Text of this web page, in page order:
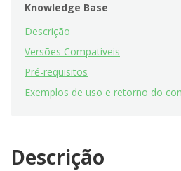
Knowledge Base
Descrição
Versões Compatíveis
Pré-requisitos
Exemplos de uso e retorno do
Descrição